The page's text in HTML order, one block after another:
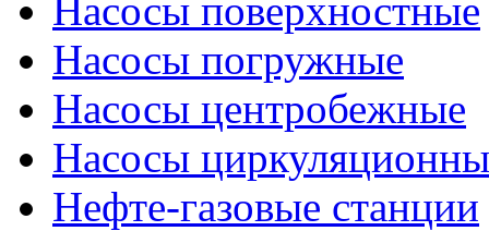
Насосы поверхностные
Насосы погружные
Насосы центробежные
Насосы
Нефте-газовые станции